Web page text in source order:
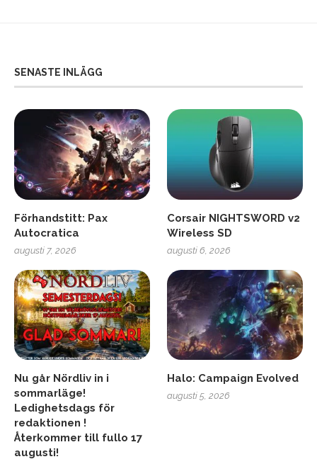
SENASTE INLÄGG
Förhandstitt: Pax
Autocratica
augusti 7, 2026
Corsair NIGHTSWORD v2
Wireless SD
augusti 6, 2026
Nu går Nördliv in i
sommarläge!
Ledighetsdags för
redaktionen !
Återkommer till fullo 17
augusti!
Halo: Campaign Evolved
augusti 5, 2026